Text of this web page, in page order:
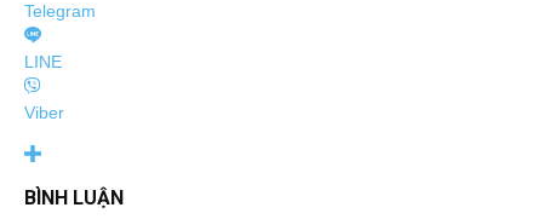
Telegram
LINE
Viber
BÌNH LUẬN